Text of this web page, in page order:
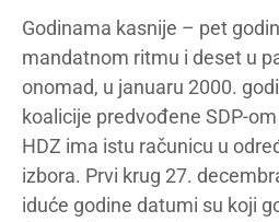
Godinama kasnije – pet
mandatnom ritmu i deset u
onomad, u januaru 2000.
koalicije predvođene SDP-
HDZ ima istu računicu u
izbora. Prvi krug 27.
iduće godine datumi su koji